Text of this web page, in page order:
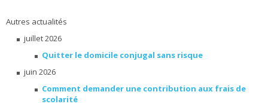
Autres actualités
juillet 2026
Quitter le domicile conjugal sans risque
juin 2026
Comment demander une contribution aux frais de
scolarité